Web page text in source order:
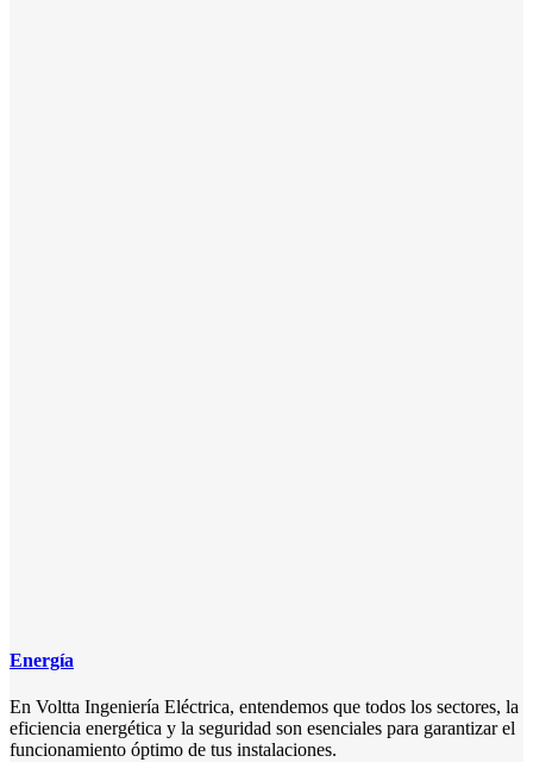
Energía
En Voltta Ingeniería Eléctrica, entendemos que todos los sectores, la
eficiencia energética y la seguridad son esenciales para garantizar el
funcionamiento óptimo de tus instalaciones.